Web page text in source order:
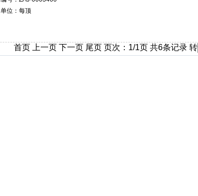
单位：每顶
首页 上一页 下一页 尾页 页次：1/1页 共6条记录 转